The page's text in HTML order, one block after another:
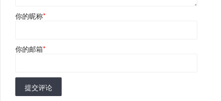
你的昵称*
你的邮箱*
提交评论